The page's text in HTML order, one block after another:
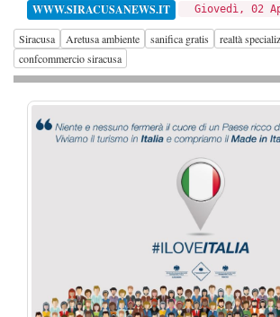
WWW.SIRACUSANEWS.IT Giovedì, 02
Siracusa Aretusa ambiente sanifica gratis
realtà
confcommercio siracusa